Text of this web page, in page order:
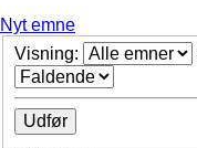
Nyt emne
Visning: